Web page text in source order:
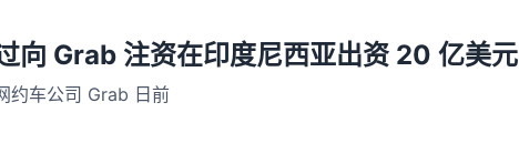
向 Grab 注资在印度尼西亚出资 20 亿美元
约车公司 Grab 日前